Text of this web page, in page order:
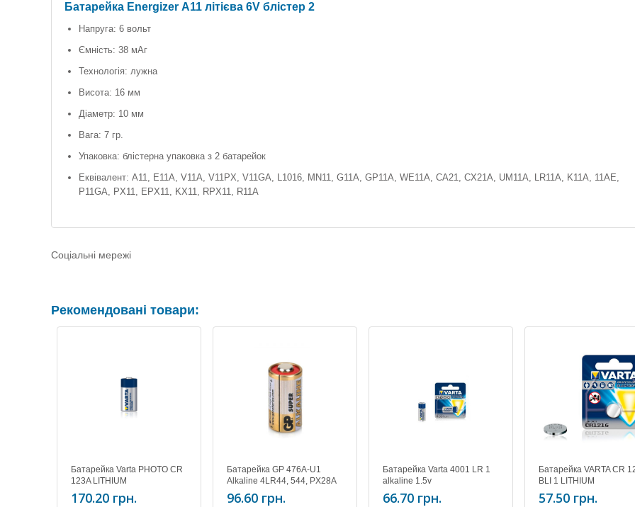
Батарейка Energizer А11 літієва 6V блістер 2
Напруга: 6 вольт
Ємність: 38 мАг
Технологія: лужна
Висота: 16 мм
Діаметр: 10 мм
Вага: 7 гр.
Упаковка: блістерна упаковка з 2 батарейок
Еквівалент: A11, E11A, V11A, V11PX, V11GA, L1016, MN11, G11A, GP11A, WE11A, CA21, CX21A, UM11A, LR11A, K11A, 11AE,
P11GA, PX11, EPX11, KX11, RPX11, R11A
Соціальні мережі
Рекомендовані товари:
Батарейка Varta PHOTO CR
123A LITHIUM
170.20 грн.
Батарейка GP 476A-U1
Alkaline 4LR44, 544, PX28A
96.60 грн.
Батарейка Varta 4001 LR 1
alkaline 1.5v
66.70 грн.
Батарейка VARTA CR
BLI 1 LITHIUM
57.50 грн.